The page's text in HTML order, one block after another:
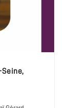
,